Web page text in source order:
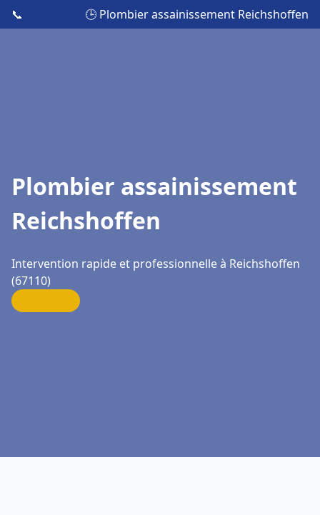
📞 🕒 Plombier assainissement Reichshoffen
Plombier assainissement
Reichshoffen
Intervention rapide et professionnelle à Reichshoffen
(67110)